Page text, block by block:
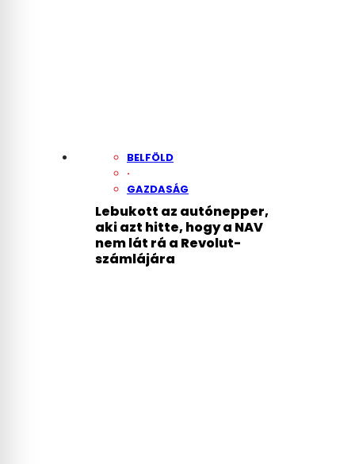
BELFÖLD
·
GAZDASÁG
Lebukott az autónepper,
aki azt hitte, hogy a NAV
nem lát rá a Revolut-
számlájára